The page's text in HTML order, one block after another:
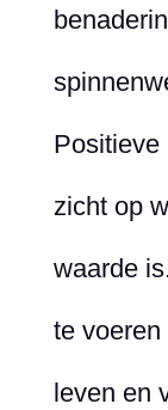
Positieve
zicht op
waarde
te
leven en